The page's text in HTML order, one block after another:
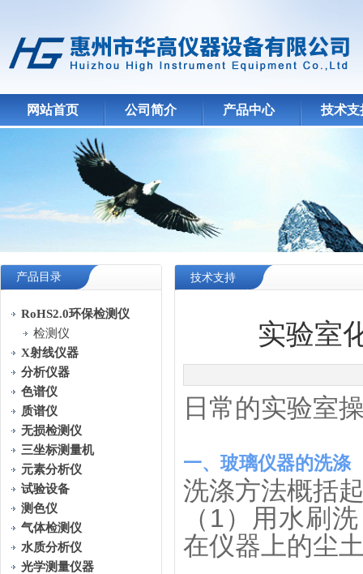
网站首页 公司简介 产品中心 技术支
产品目录
RoHS2.0环保检测仪
检测仪
X射线仪器
分析仪器
色谱仪
质谱仪
无损检测仪
三坐标测量机
元素分析仪
试验设备
测色仪
气体检测仪
水质分析仪
光学测量仪器
技术支持
实验室
日常的实验室
一、玻璃仪器的洗涤
洗涤方法概括
（1）用水刷
在仪器上的尘